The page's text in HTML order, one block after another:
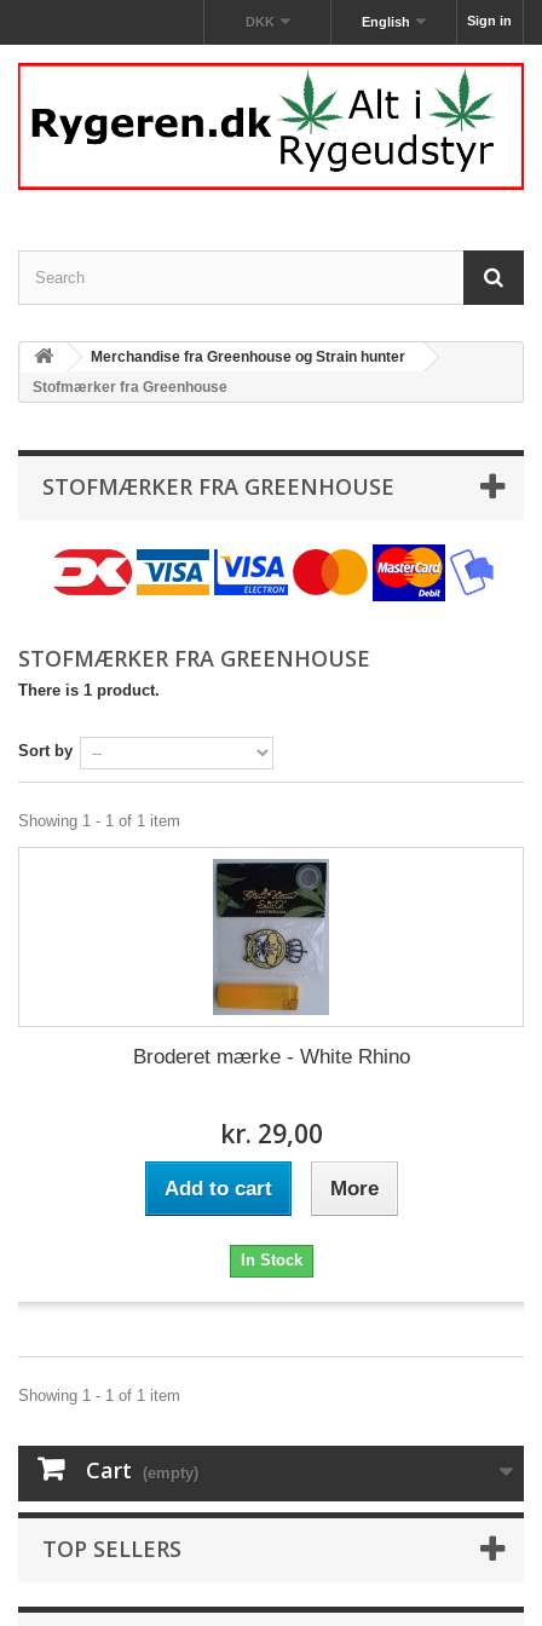
Sign in
English
DKK
Merchandise‎ fra Greenhouse og Strain hunter
Stofmærker fra Greenhouse
STOFMÆRKER FRA GREENHOUSE
STOFMÆRKER FRA GREENHOUSE
There is 1 product.
Sort by
Showing 1 - 1 of 1 item
Broderet mærke - White Rhino
kr. 29,00
Add to cart More
In Stock
Showing 1 - 1 of 1 item
Cart (empty)
TOP SELLERS